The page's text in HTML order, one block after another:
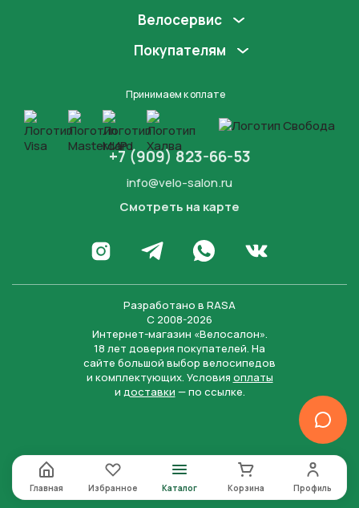
Велосервис
Покупателям
Принимаем к оплате
+7 (909) 823-66-53
info@velo-salon.ru
Смотреть на карте
Перейти в Инстаграм
Написать в Телеграм
Написать в WhatsApp
Перейти во
Разработано в RASA
С 2008-2026
Интернет-магазин «Велосалон».
18 лет доверия покупателей. На
сайте большой выбор велосипедов
и комплектующих. Условия оплаты
и доставки — по ссылке.
Главная Избранное Каталог Корзина Профиль
Нажимая на кнопку “Отправить заявку”, вы даете
согласие на обработку персональных данных и
соглашаетесь с политикой конфиденциальности